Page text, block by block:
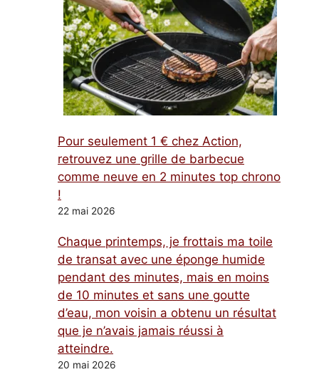
Pour seulement 1 € chez Action,
retrouvez une grille de barbecue
comme neuve en 2 minutes top chrono
!
22 mai 2026
Chaque printemps, je frottais ma toile
de transat avec une éponge humide
pendant des minutes, mais en moins
de 10 minutes et sans une goutte
d’eau, mon voisin a obtenu un résultat
que je n’avais jamais réussi à
atteindre.
20 mai 2026